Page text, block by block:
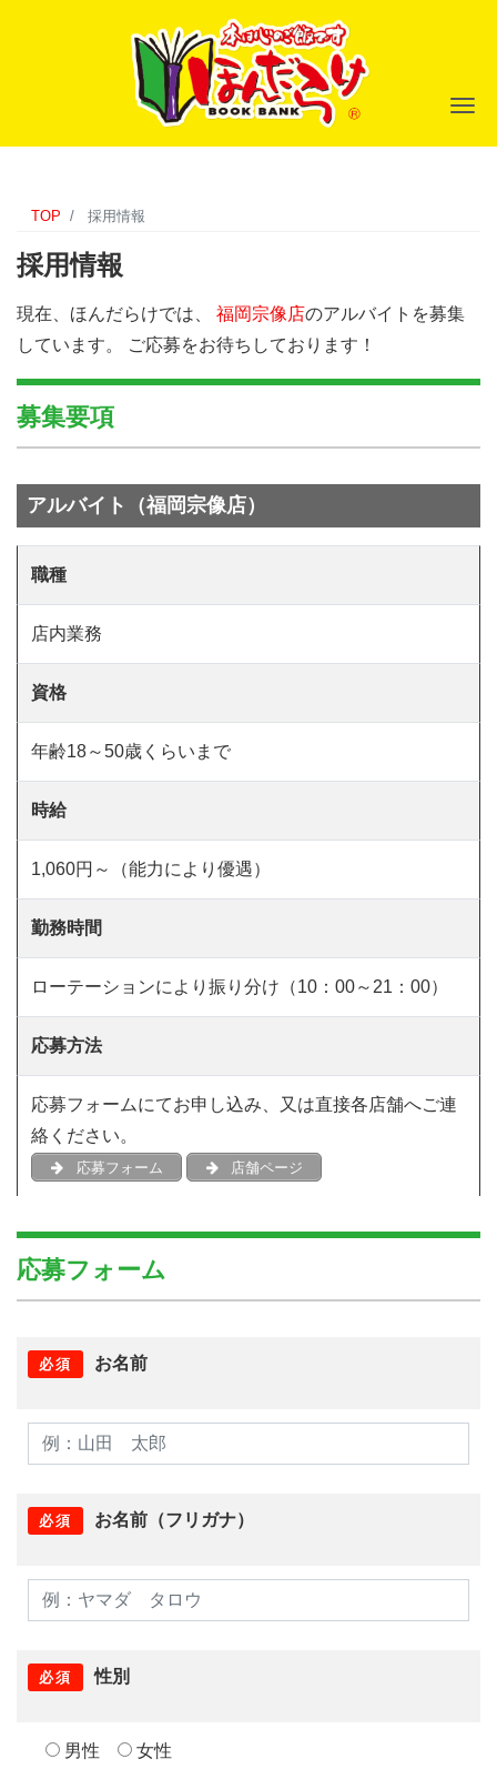
ナ
TOP 採用情報
採用情報
現在、ほんだらけでは、 福岡宗像店のアルバイトを募集
しています。 ご応募をお待ちしております！
募集要項
アルバイト（福岡宗像店）
職種
店内業務
資格
年齢18～50歳くらいまで
時給
1,060円～（能力により優遇）
勤務時間
ローテーションにより振り分け（10：00～21：00）
応募方法
応募フォームにてお申し込み、又は直接各店舗へご連
絡ください。
応募フォーム 店舗ページ
応募フォーム
必須 お名前
必須 お名前（フリガナ）
必須 性別
男性 女性